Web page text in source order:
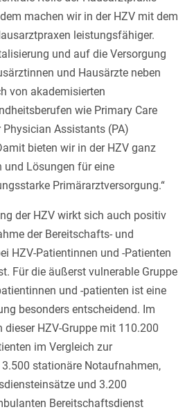
machen wir in der HZV mit dem
leistungsfähiger.
und auf die Versorgung
und Hausärzte neben
von akademisierten
wie Primary Care
Assistants (PA)
bieten wir in der HZV ganz
und Lösungen für eine
Primärarztversorgung.“
der HZV wirkt sich auch positiv
der Bereitschafts- und
HZV-Patientinnen und -Patienten
Für die äußerst vulnerable Gruppe
und -patienten ist eine
besonders entscheidend. Im
HZV-Gruppe mit 110.200
im Vergleich zur
stationäre Notaufnahmen,
und 3.200
Bereitschaftsdienst